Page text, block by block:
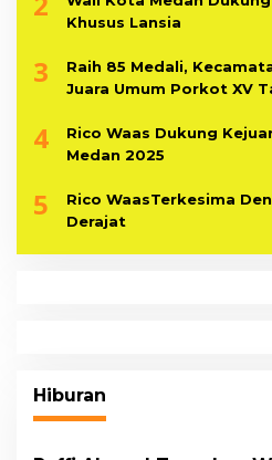
Khusus Lansia
3
Raih 85 Medali,
Juara Umum Porkot XV
4
Rico Waas Dukung
Medan 2025
5
Rico WaasTerkesima
Derajat
Hiburan